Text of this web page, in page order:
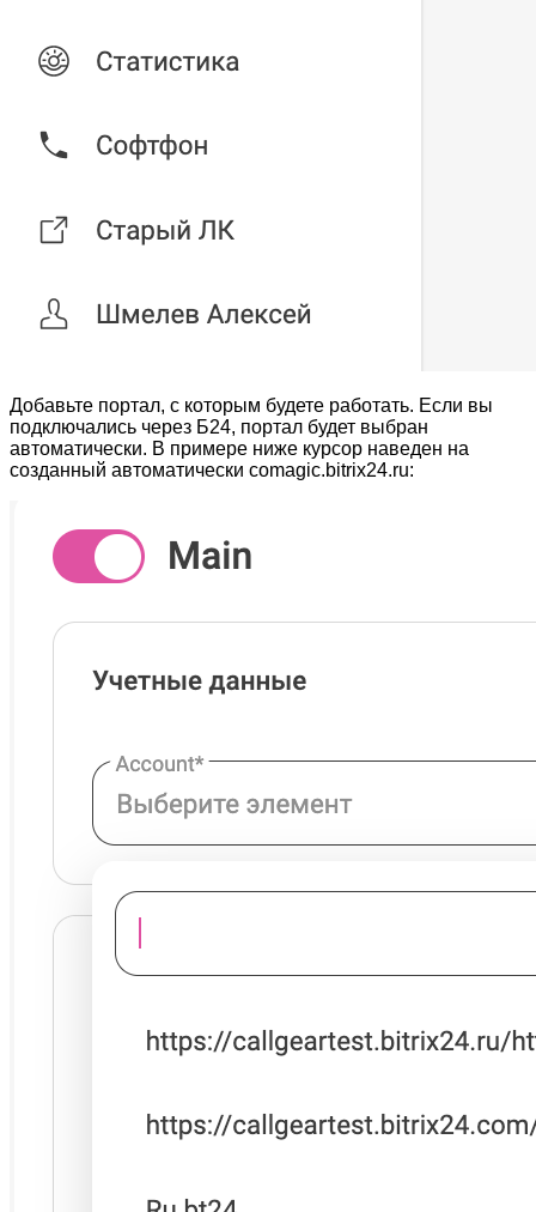
Добавьте портал, с которым будете работать. Если вы
подключались через Б24, портал будет выбран
автоматически. В примере ниже курсор наведен на
созданный автоматически comagic.bitrix24.ru: